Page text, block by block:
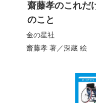
齋藤孝のこれだ
のこと
金の星社
齋藤孝著／深蔵絵